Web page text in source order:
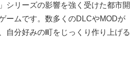
シリーズの影響を強く受けた都市開
ームです。数多くのDLCやMODが
自分好みの町をじっくり作り上げる